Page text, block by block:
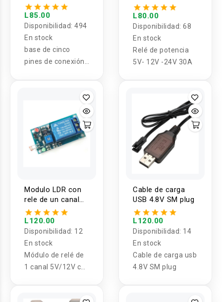
L85.00
Disponibilidad: 494
En stock
base de cinco
pines de conexión
L80.00
Disponibilidad: 68
En stock
Relé de potencia
5V- 12V -24V 30A
Modulo LDR con
rele de un canal
5V -12V
L120.00
Disponibilidad: 12
En stock
Módulo de relé de
1 canal 5V/12V con
Cable de carga
USB 4.8V SM plug
L120.00
Disponibilidad: 14
En stock
Cable de carga usb
4.8V SM plug